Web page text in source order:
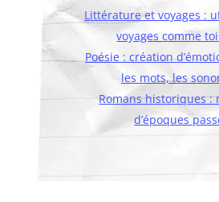
Littérature et voyages :
voyages comme
Poésie : création
les mots, les
Romans historiques :
d’époques